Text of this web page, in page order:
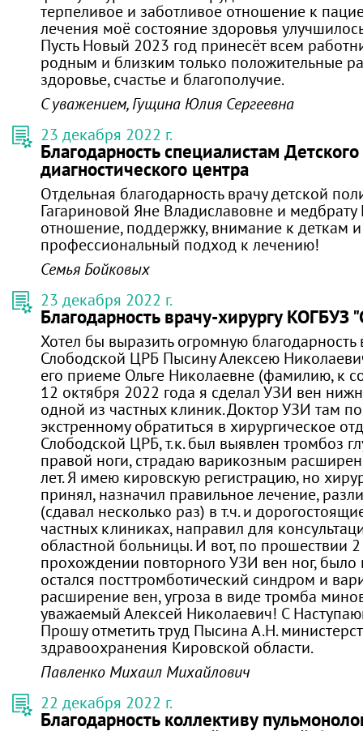
терпеливое и заботливое отношение к
лечения моё состояние здоровья
Пусть Новый 2023 год принесёт всем
родным и близким только положительные
здоровье, счастье и благополучие.
С уважением, Гущина Юлия Сергеевна
23 декабря 2022 г.
Благодарность специалистам Детского
диагностического центра
Отдельная благодарность врачу детской
Гагариновой Яне Владиславовне и медбрату
отношение, поддержку, внимание к деткам
профессиональный подход к лечению!
Семья Бойковых
23 декабря 2022 г.
Благодарность врачу-хирургу КОГБУЗ
Хотел бы выразить огромную благодарность
Слободской ЦРБ Пысину Алексею
его приеме Ольге Николаевне (фамилию, к
12 октября 2022 года я сделал УЗИ вен
одной из частных клиник. Доктор УЗИ там
экстренному обратиться в хирургическое
Слободской ЦРБ, т.к. был выявлен тромбоз
правой ноги, страдаю варикозным
лет. Я имею кировскую регистрацию, но
принял, назначил правильное лечение,
(сдавал несколько раз) в т.ч. и
частных клиниках, направил для
областной больницы. И вот, по прошествии
прохождении повторного УЗИ вен ног, было
остался посттромботический синдром и
расширение вен, угроза в виде тромба
уважаемый Алексей Николаевич! С
Прошу отметить труд Пысина А.Н.
здравоохранения Кировской области.
Павленко Михаил Михайлович
22 декабря 2022 г.
Благодарность коллективу